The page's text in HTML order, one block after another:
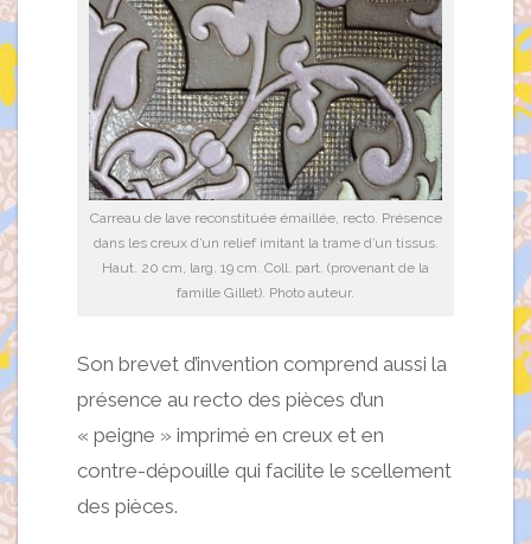
Carreau de lave reconstituée émaillée, recto. Présence
dans les creux d’un relief imitant la trame d’un tissus.
Haut. 20 cm, larg. 19 cm. Coll. part. (provenant de la
famille Gillet). Photo auteur.
Son brevet d’invention comprend aussi la
présence au recto des pièces d’un
« peigne » imprimé en creux et en
contre-dépouille qui facilite le scellement
des pièces.